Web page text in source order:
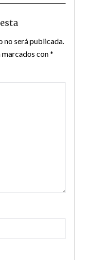
no será publicada.
con*